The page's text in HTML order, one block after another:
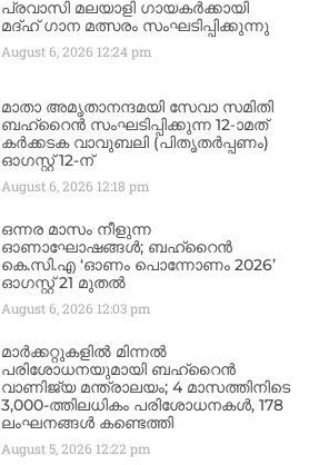
പ്രവാസി മലയാളി ഗായകർക്കായി
മദ്ഹ് ഗാന മത്സരം സംഘടിപ്പിക്കുന്നു
August 6, 2026 12:24 pm
മാതാ അമൃതാനന്ദമയി സേവാ സമിതി
ബഹ്‌റൈൻ സംഘടിപ്പിക്കുന്ന 12-ാമത്
കർക്കടക വാവുബലി (പിതൃതർപ്പണം)
ഓഗസ്റ്റ് 12-ന്
August 6, 2026 12:18 pm
ഒന്നര മാസം നീളുന്ന
ഓണാഘോഷങ്ങൾ; ബഹ്‌റൈൻ
കെ.സി.എ ‘ഓണം പൊന്നോണം 2026’
ഓഗസ്റ്റ് 21 മുതൽ
August 6, 2026 12:03 pm
മാർക്കറ്റുകളിൽ മിന്നൽ
പരിശോധനയുമായി ബഹ്‌റൈൻ
വാണിജ്യ മന്ത്രാലയം; 4 മാസത്തിനിടെ
3,000-ത്തിലധികം പരിശോധനകൾ, 178
ലംഘനങ്ങൾ കണ്ടെത്തി
August 5, 2026 12:22 pm